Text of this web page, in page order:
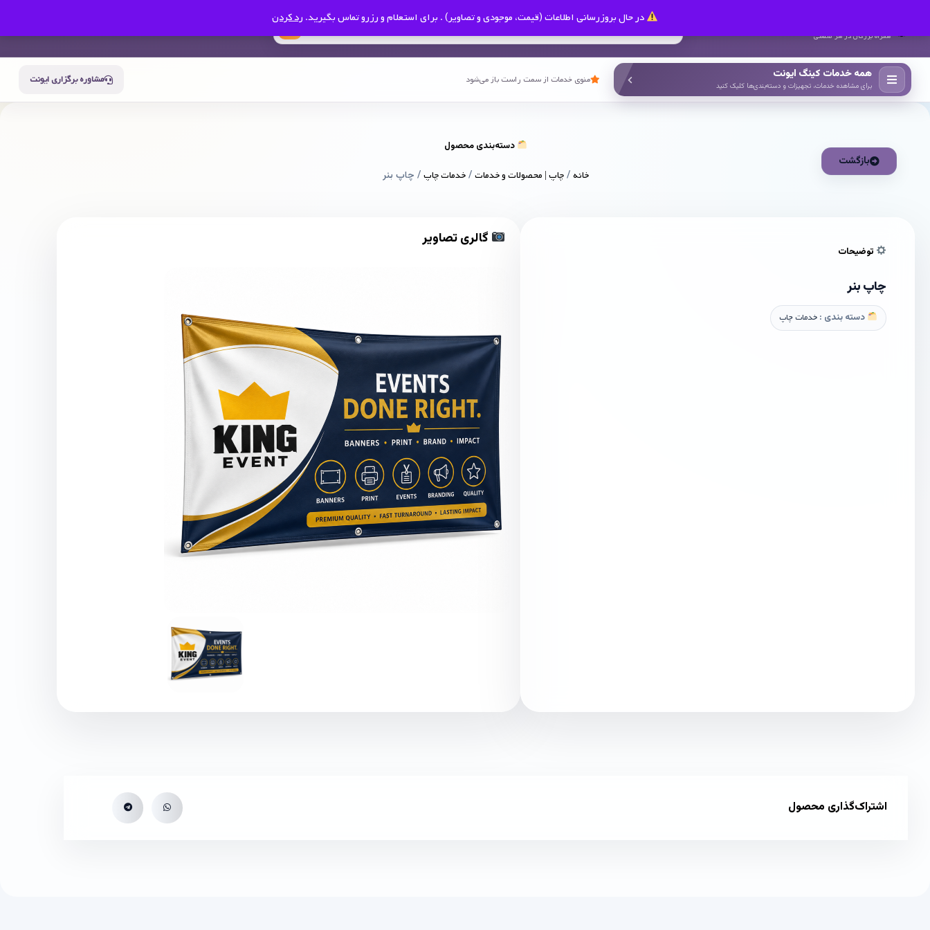
در حال بروزرسانی اطلاعات (قیمت، موجودی و تصاویر) . برای استعلام و رزرو تماس بگیرید. رد کردن
همراه بزرگان در هر صنعتی
همه خدمات کینگ ایونت
برای مشاهده خدمات، تجهیزات و دسته‌بندی‌ها کلیک کنید
منوی خدمات از سمت راست باز می‌شود مشاوره برگزاری ایونت
بازگشت
دسته‌بندی محصول
خانه/چاپ | محصولات و خدمات/خدمات چاپ/ چاپ بنر
گالری تصاویر
توضیحات
چاپ بنر
دسته بندی :خدمات چاپ
اشتراک‌گذاری محصول